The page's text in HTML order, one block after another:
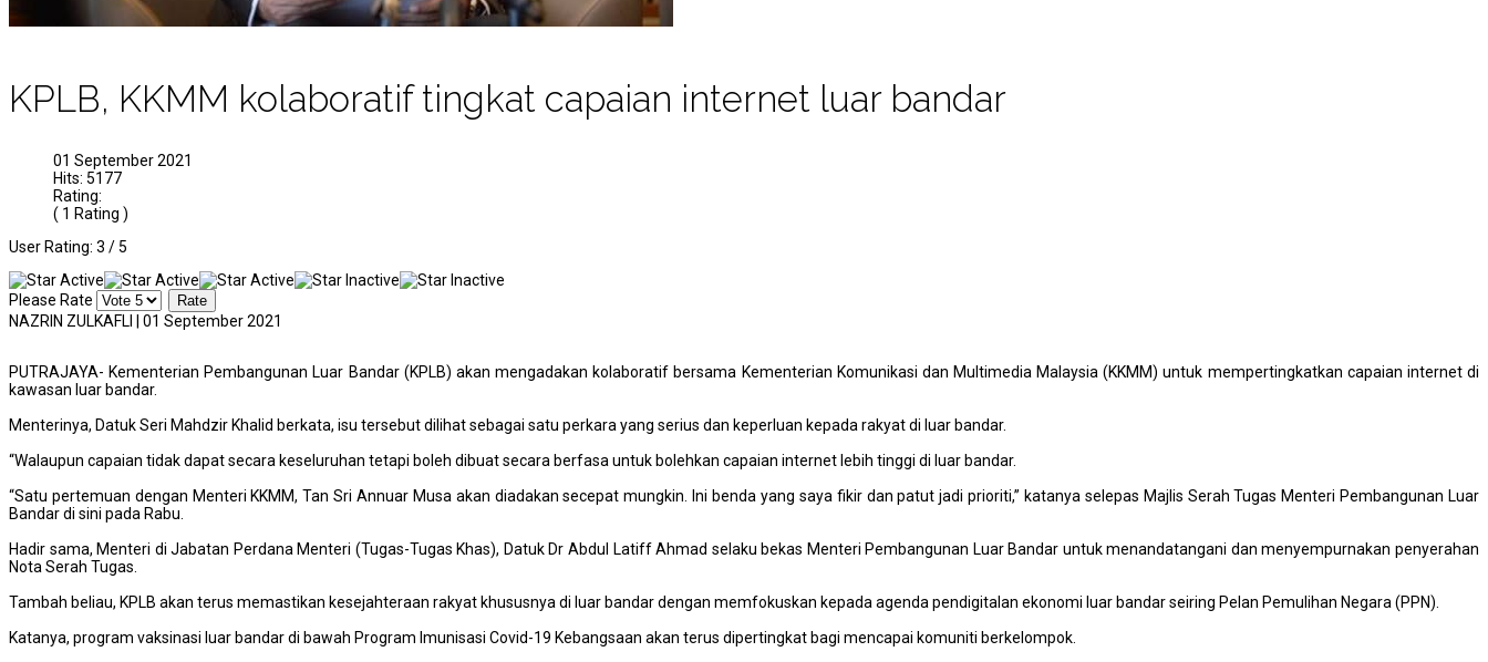
KPLB, KKMM kolaboratif tingkat capaian internet luar bandar
01 September 2021
Hits: 5177
Rating:
( 1 Rating )
User Rating: 3 /5
Please Rate
NAZRIN ZULKAFLI | 01 September 2021
PUTRAJAYA- Kementerian Pembangunan Luar Bandar (KPLB) akan mengadakan kolaboratif bersama Kementerian Komunikasi dan Multimedia Malaysia (KKMM) untuk mempertingkatkan capaian internet di
kawasan luar bandar.
Menterinya, Datuk Seri Mahdzir Khalid berkata, isu tersebut dilihat sebagai satu perkara yang serius dan keperluan kepada rakyat di luar bandar.
“Walaupun capaian tidak dapat secara keseluruhan tetapi boleh dibuat secara berfasa untuk bolehkan capaian internet lebih tinggi di luar bandar.
“Satu pertemuan dengan Menteri KKMM, Tan Sri Annuar Musa akan diadakan secepat mungkin. Ini benda yang saya fikir dan patut jadi prioriti,” katanya selepas Majlis Serah Tugas Menteri Pembangunan Luar
Bandar di sini pada Rabu.
Hadir sama, Menteri di Jabatan Perdana Menteri (Tugas-Tugas Khas), Datuk Dr Abdul Latiff Ahmad selaku bekas Menteri Pembangunan Luar Bandar untuk menandatangani dan menyempurnakan penyerahan
Nota Serah Tugas.
Tambah beliau, KPLB akan terus memastikan kesejahteraan rakyat khususnya di luar bandar dengan memfokuskan kepada agenda pendigitalan ekonomi luar bandar seiring Pelan Pemulihan Negara (PPN).
Katanya, program vaksinasi luar bandar di bawah Program Imunisasi Covid-19 Kebangsaan akan terus dipertingkat bagi mencapai komuniti berkelompok.